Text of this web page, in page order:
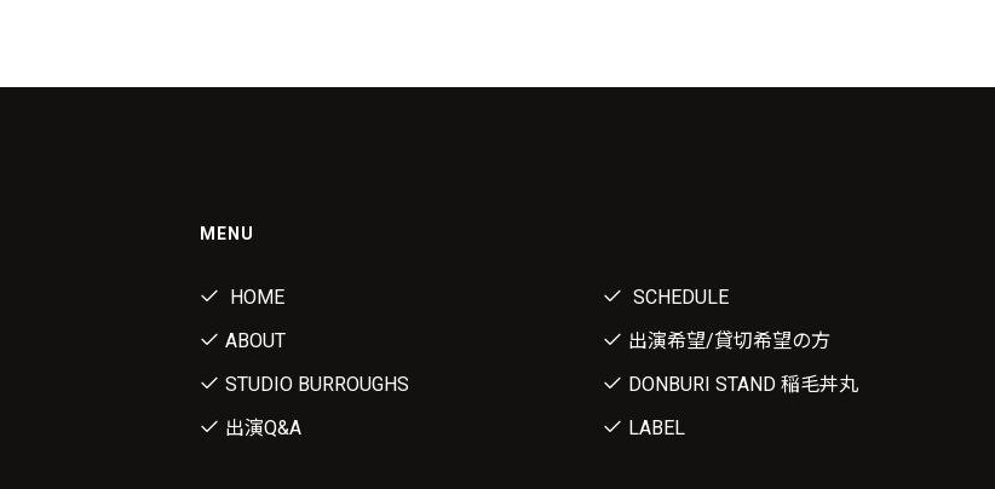
MENU
HOME
SCHEDULE
ABOUT
出演希望/貸切希望の方
STUDIO BURROUGHS
DONBURI STAND 稲毛丼丸
出演Q&A
LABEL